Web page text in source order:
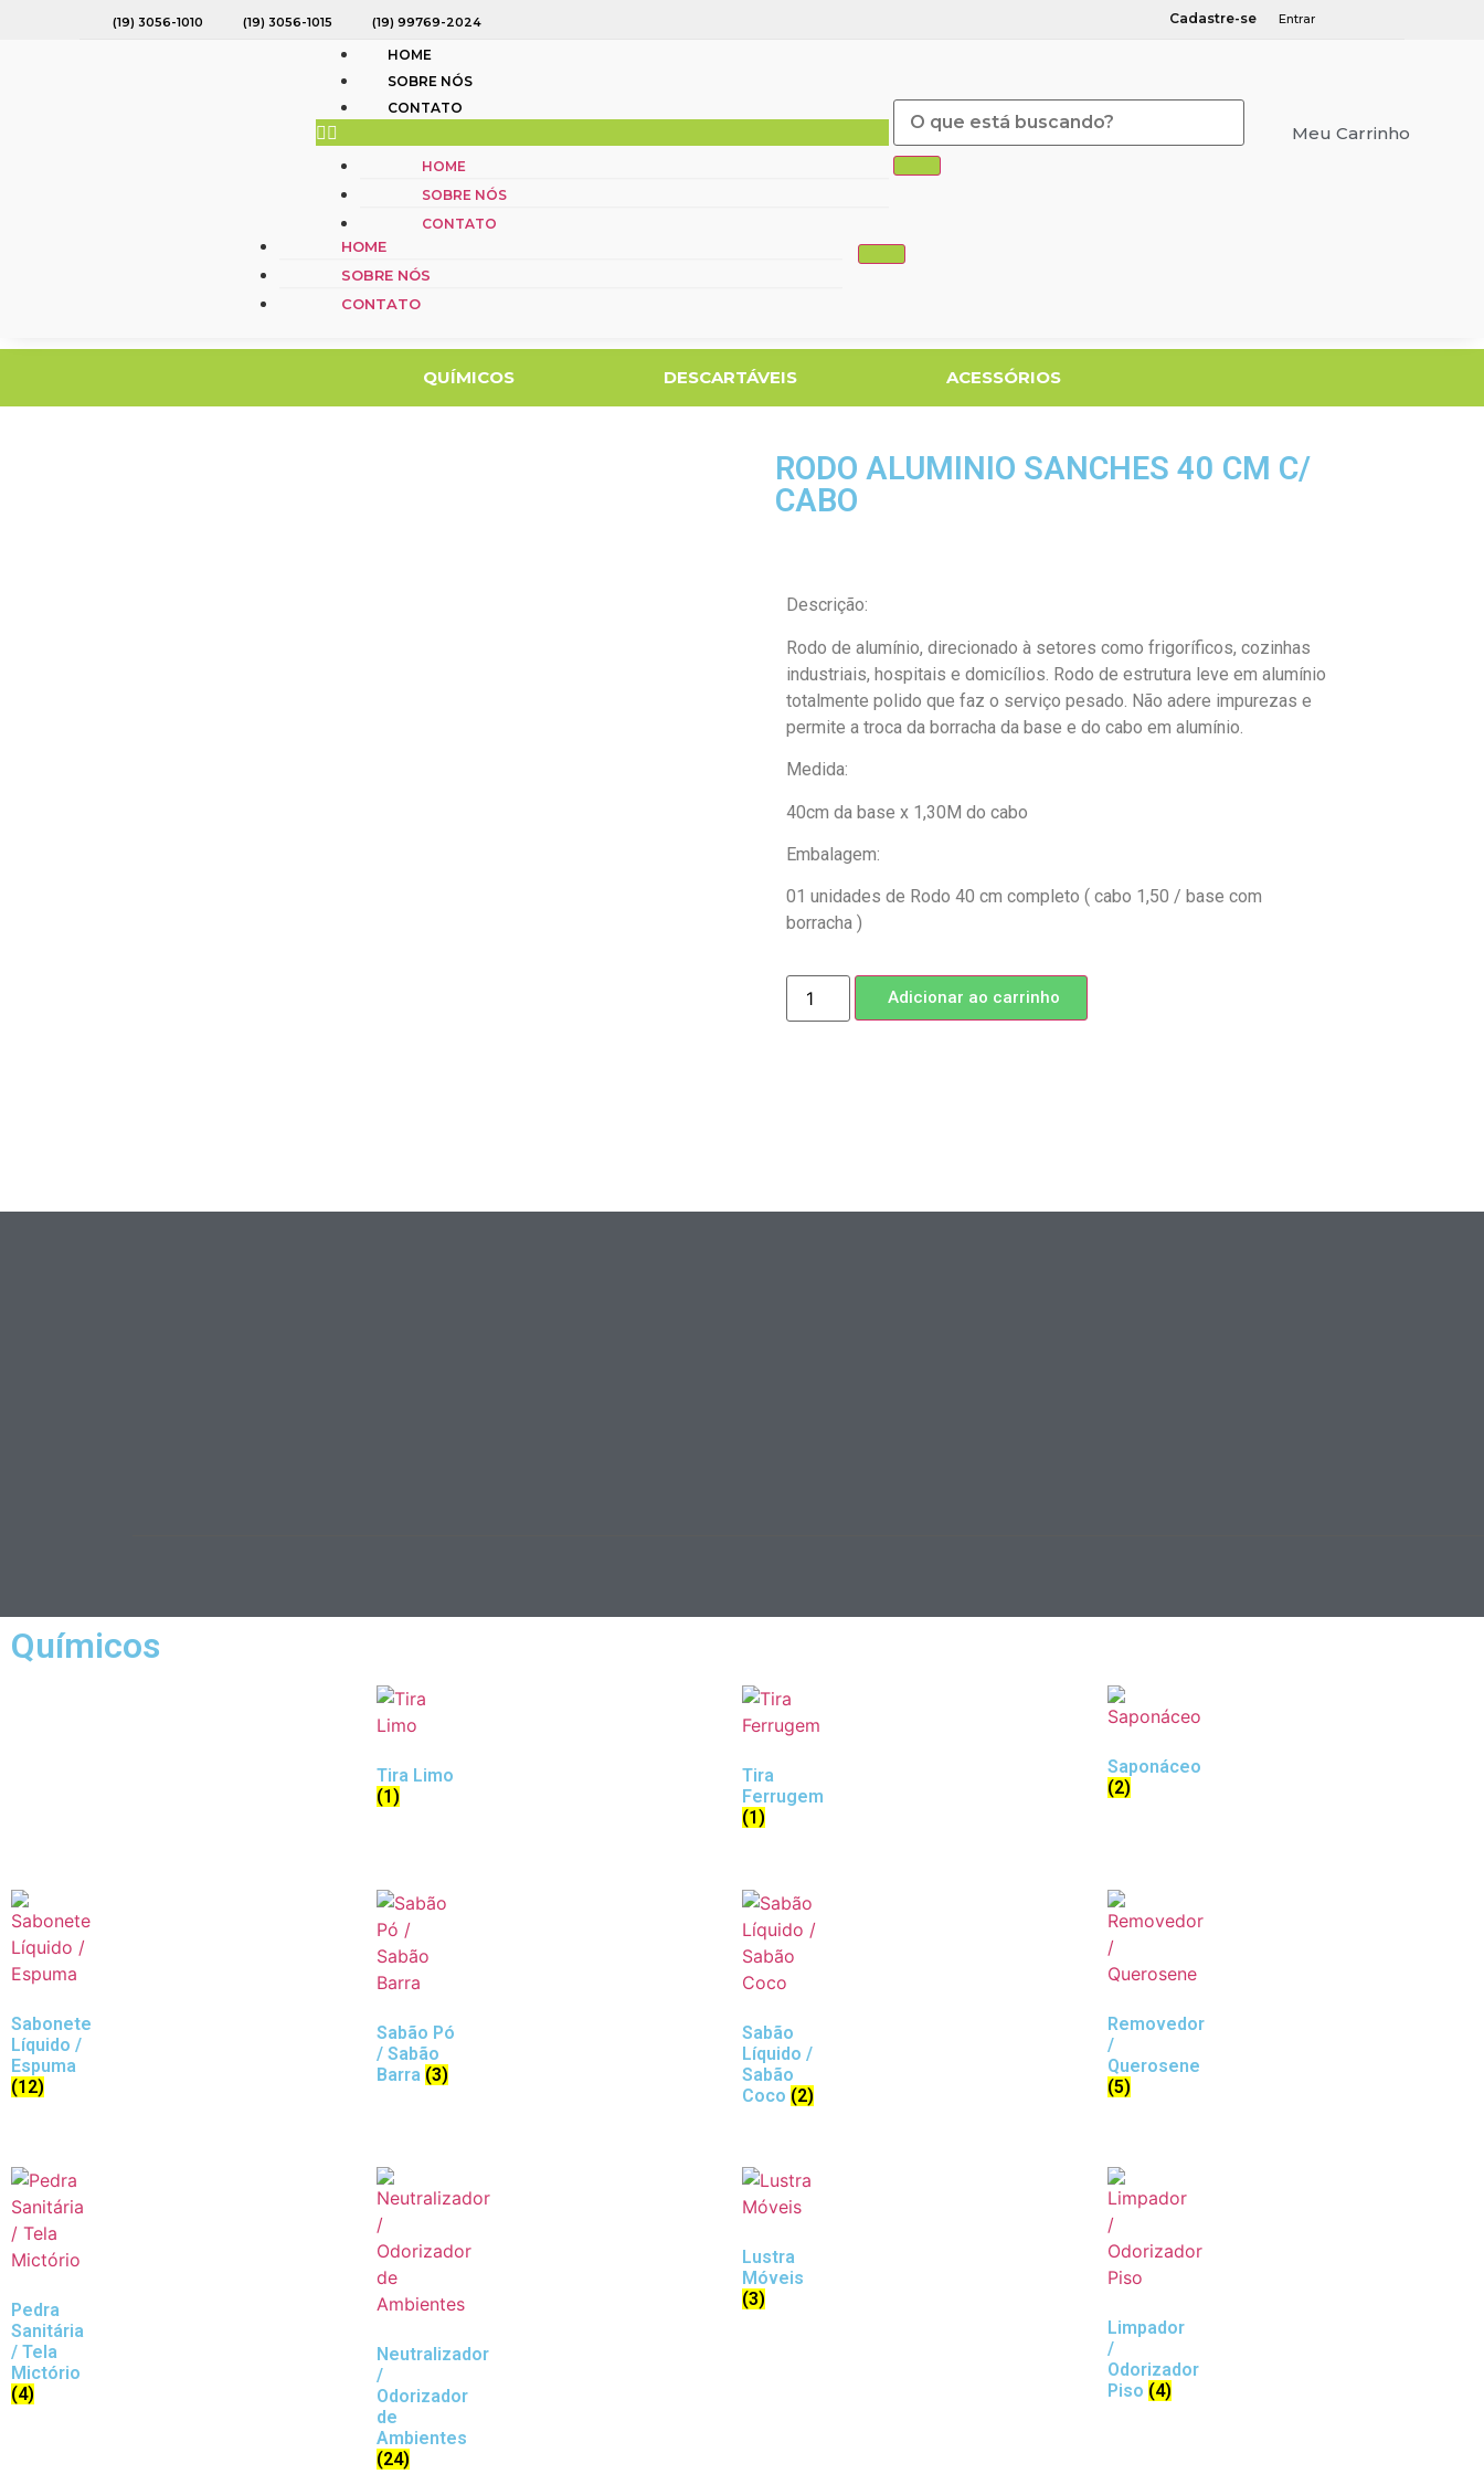
(19) 3056-1010 (19) 3056-1015 (19) 99769-2024 Cadastre-se Entrar
HOME
SOBRE NÓS
CONTATO
HOME
SOBRE NÓS
CONTATO
Meu Carrinho
HOME
HOME
SOBRE NÓS
CONTATO
QUÍMICOS DESCARTÁVEIS ACESSÓRIOS
RODO ALUMINIO SANCHES 40 CM C/
CABO
Descrição:
Rodo de alumínio, direcionado à setores como frigoríficos, cozinhas
industriais, hospitais e domicílios. Rodo de estrutura leve em alumínio
totalmente polido que faz o serviço pesado. Não adere impurezas e
permite a troca da borracha da base e do cabo em alumínio.
Medida:
40cm da base x 1,30M do cabo
Embalagem:
01 unidades de Rodo 40 cm completo ( cabo 1,50 / base com
borracha )
Adicionar ao carrinho
Químicos
Tira Limo
(1)
Tira
Ferrugem
(1)
Saponáceo
(2)
Sabonete
Líquido /
Espuma
(12)
Sabão Pó
/ Sabão
Barra (3)
Sabão
Líquido /
Sabão
Coco (2)
Removedor
/
Querosene
(5)
Pedra
Sanitária
/ Tela
Mictório
(4)
Neutralizador
/
Odorizador
de
Ambientes
(24)
Lustra
Móveis
(3)
Limpador
/
Odorizador
Piso (4)